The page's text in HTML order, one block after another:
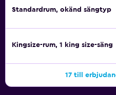
Standardrum, okänd sängtyp
Kingsize-rum, 1 king size-säng
17 till